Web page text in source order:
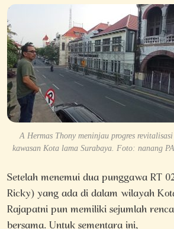
A Hermas Thony meninjau progres revitalisasi
kawasan Kota lama Surabaya. Foto: nanang
Setelah menemui dua punggawa RT
Ricky) yang ada di dalam wilayah
Rajapatni pun memiliki sejumlah